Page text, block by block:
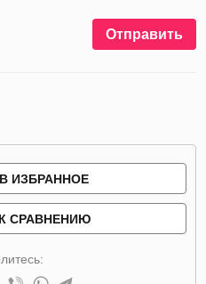
Отправить
ИЗБРАННОЕ
СРАВНЕНИЮ